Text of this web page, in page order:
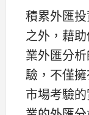
積累外匯
之外，藉
業外匯分
驗，不僅
市場考驗